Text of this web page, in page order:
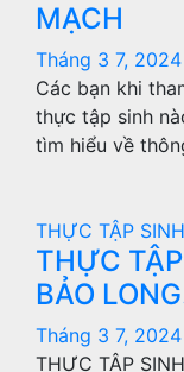
MẠCH
Tháng 3 7, 2024
Các bạn khi
thực tập sinh
tìm hiểu về
THỰC TẬP
THỰC
BẢO
Tháng 3 7, 2024
THỰC TẬP